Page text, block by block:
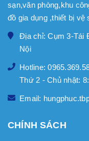
sạn,văn phòng,khu
đồ gia dụng ,thiết bị vệ
Địa chỉ: Cụm 3-Tái
Nội
Hotline:
Thứ 2 - Chủ nhật:
Email:
CHÍNH SÁCH